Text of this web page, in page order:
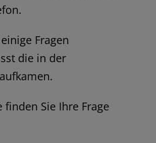
Fragen
die in der
Sie Ihre Frage